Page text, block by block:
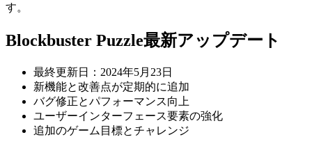
す。
Blockbuster Puzzle最新アップデート
最終更新日：2024年5月23日
新機能と改善点が定期的に追加
バグ修正とパフォーマンス向上
ユーザーインターフェース要素の強化
追加のゲーム目標とチャレンジ